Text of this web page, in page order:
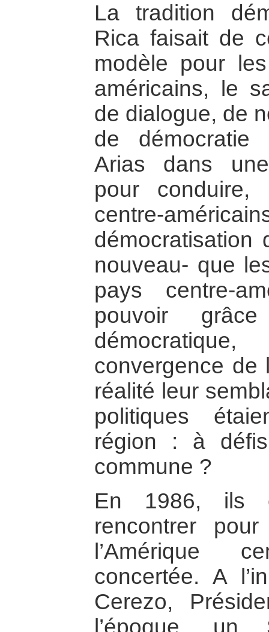
La tradition
Rica faisait de
modèle pour
américains, le
de dialogue, de
de démocratie
Arias dans
pour conduire,
centre-
nouveau- que
pays centre-
pouvoir
convergence de
réalité leur
politiques
région : à
commune ?
En 1986, ils
rencontrer
l’Amérique
concertée. A
Cerezo,
l’époque,